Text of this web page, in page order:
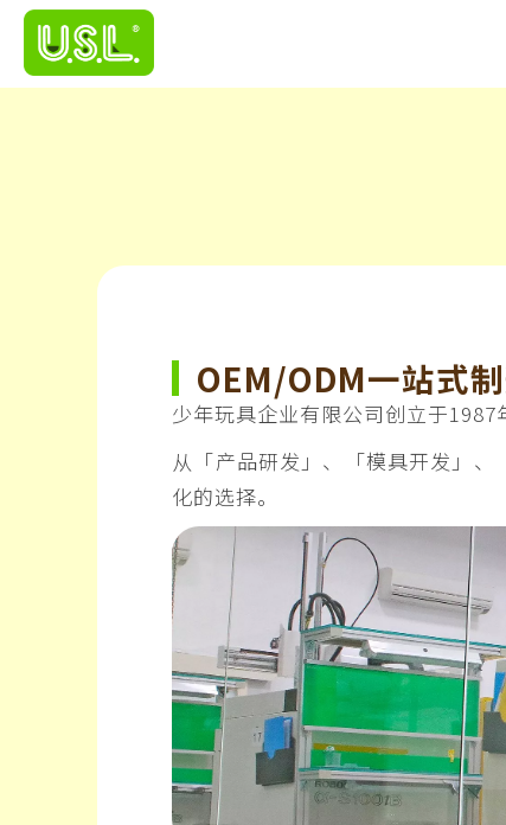
OEM/ODM一站式
少年玩具企业有限公司创立于1987
从「产品研发」、「模具开发」
化的选择。